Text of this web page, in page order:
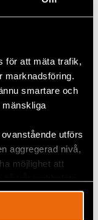
för att mäta trafik,
marknadsföring.
smartare och
utförs
aggregerad nivå,
möjlighet att
att bara män
stoppat
mig, att
och om de
Jag
från
lyfter också
med att
för kvinnors